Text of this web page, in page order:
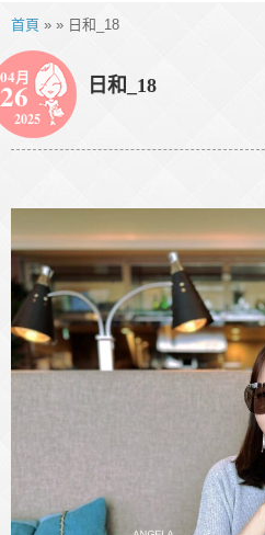
首頁 » » 日和_18
04月
26
2025
日和_18